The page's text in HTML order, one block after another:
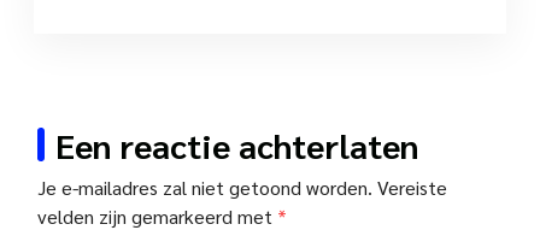
Een reactie achterlaten
Je e-mailadres zal niet getoond worden. Vereiste
velden zijn gemarkeerd met *